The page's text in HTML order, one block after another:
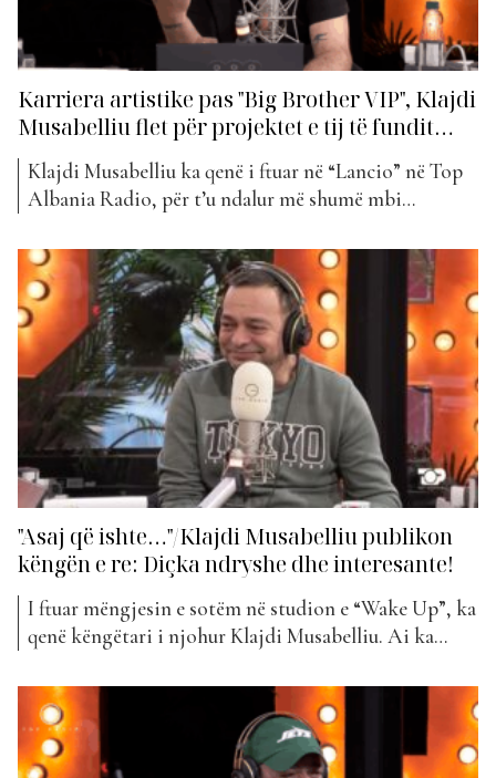
Karriera artistike pas "Big Brother VIP", Klajdi
Musabelliu flet për projektet e tij të fundit…
Klajdi Musabelliu ka qenë i ftuar në “Lancio” në Top
Albania Radio, për t’u ndalur më shumë mbi
vetëm. Së fundmi Klajdi ka publikuar dhe këngën e
tij të fundit, “Mëkatare”, për të cilën ka treguar më
shumë detaje… Si u...
"Asaj që ishte…"/Klajdi Musabelliu publikon
këngën e re: Diçka ndryshe dhe interesante!
I ftuar mëngjesin e sotëm në studion e “Wake Up”, ka
qenë këngëtari i njohur Klajdi Musabelliu. Ai ka
titullin “Ajo” dhe është prej dy javësh pjesë e “The
Top List”. Se si lindi kjo këngë, na flet vetë...